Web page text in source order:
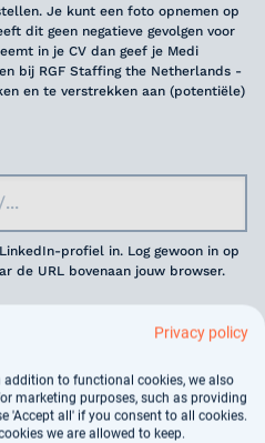
Je kunt een foto opnemen op
dit geen negatieve gevolgen voor
in je CV dan geef je Medi
bij RGF Staffing the Netherlands -
en te verstrekken aan (potentiële)
profiel in. Log gewoon in op
de URL bovenaan jouw browser.
Privacy policy
addition to functional cookies, we also
marketing purposes, such as providing
'Accept all' if you consent to all cookies.
we are allowed to keep.